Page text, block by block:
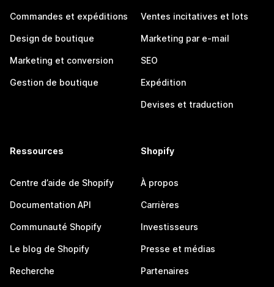
Commandes et expéditions
Design de boutique
Marketing et conversion
Gestion de boutique
Ventes incitatives et lots
Marketing par e-mail
SEO
Expédition
Devises et traduction
Ressources
Centre d’aide de Shopify
Documentation API
Communauté Shopify
Le blog de Shopify
Recherche
Shopify
À propos
Carrières
Investisseurs
Presse et médias
Partenaires